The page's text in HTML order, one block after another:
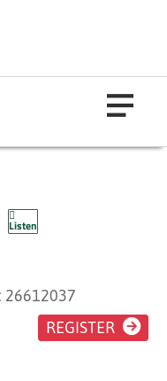
Listen
Y
DE
26612037
REGISTER